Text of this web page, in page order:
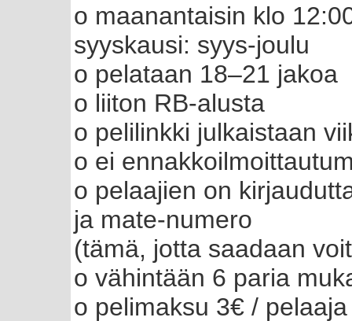
o maanantaisin klo
syyskausi: syys-joulu
o pelataan 18–21 jakoa
o liiton RB-alusta
o pelilinkki julkaistaan
o ei
o pelaajien on
ja mate-numero
(tämä, jotta saadaan
o vähintään 6 paria
o pelimaksu 3€ /